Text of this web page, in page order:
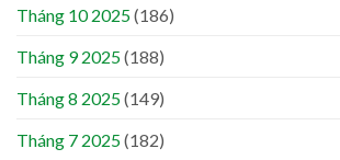
Tháng 10 2025(186)
Tháng 9 2025(188)
Tháng 8 2025(149)
Tháng 7 2025(182)